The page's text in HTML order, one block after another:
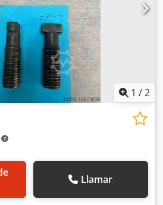
1 /2
Llamar